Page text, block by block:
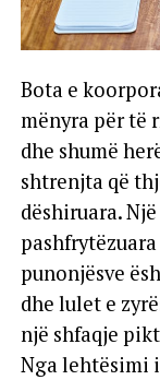
Bota e
mënyra për të
dhe shumë
shtrenjta që
dëshiruara.
punonjësve
dhe lulet e
një shfaqje
Nga lehtësimi